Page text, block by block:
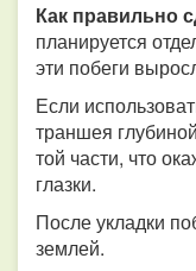
Как правильно
планируется
эти побеги
Если
траншея
той части, что
глазки.
После укладки
землей.